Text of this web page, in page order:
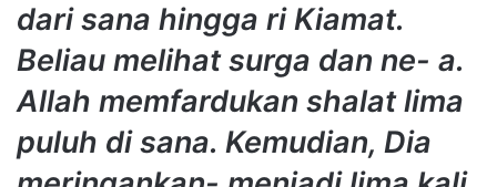
dari sana hingga ri Kiamat.
Beliau melihat surga dan ne- a.
Allah memfardukan shalat lima
puluh di sana. Kemudian, Dia